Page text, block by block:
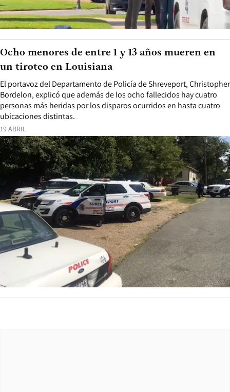
19 ABRIL
El portavoz del Departamento de Policía de Shreveport, Christopher
Bordelon, explicó que además de los ocho fallecidos hay cuatro
personas más heridas por los disparos ocurridos en hasta cuatro
ubicaciones distintas.
Ocho menores de entre 1 y 13 años mueren en
un tiroteo en Louisiana